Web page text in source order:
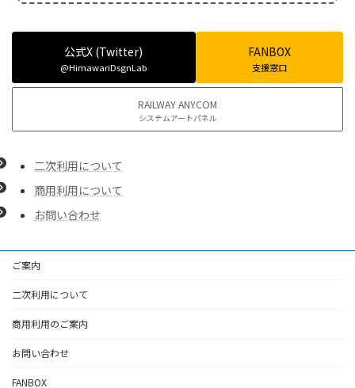
公式X (Twitter)
@HimawariDsgnLab
FANBOX
支援窓口
RAILWAY ANYCOM
システムアートパネル
二次利用について
商用利用について
お問い合わせ
ご案内
二次利用について
商用利用のご案内
お問い合わせ
FANBOX